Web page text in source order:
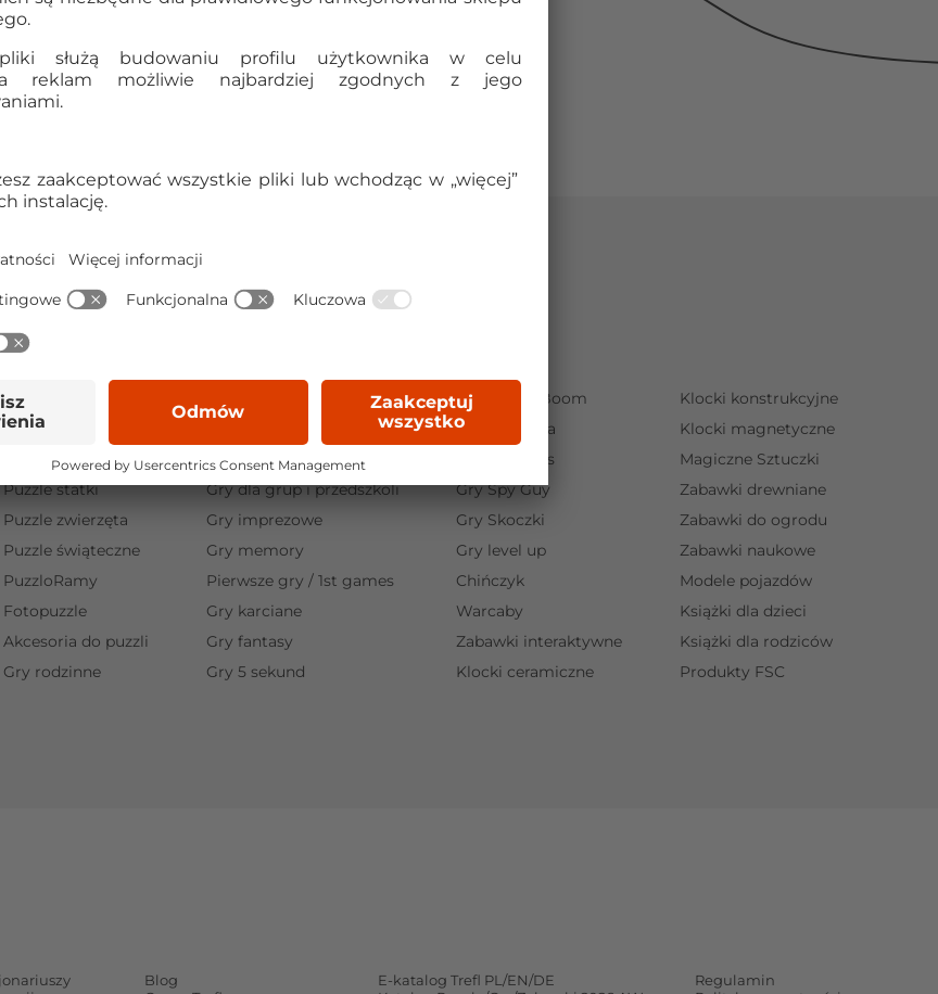
Puzzle miasta
Puzzle obrazy
Puzzle samochody
Puzzle statki
Puzzle zwierzęta
Puzzle świąteczne
PuzzloRamy
Fotopuzzle
Akcesoria do puzzli
Gry rodzinne
Gry edukacyjne dla dzieci
Gry dla grup i przedszkoli
Gry imprezowe
Gry memory
Pierwsze gry / 1st games
Gry karciane
Gry fantasy
Gry 5 sekund
Gry Boom Boom
Gry Magajaja
Gry Mistakos
Gry Spy Guy
Gry Skoczki
Gry level up
Chińczyk
Warcaby
Zabawki interaktywne
Klocki ceramiczne
Klocki konstrukcyjne
Klocki magnetyczne
Magiczne Sztuczki
Zabawki drewniane
Zabawki do ogrodu
Zabawki naukowe
Modele pojazdów
Książki dla dzieci
Książki dla rodziców
Produkty FSC
Blog
E-katalog Trefl PL/EN/DE
Regulamin